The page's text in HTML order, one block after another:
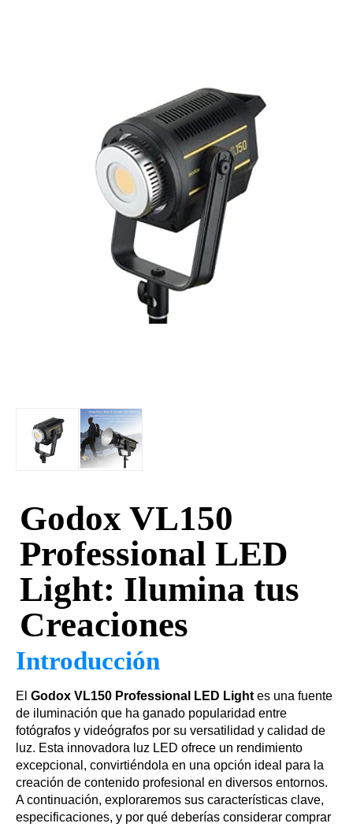
Godox VL150
Professional LED
Light: Ilumina tus
Creaciones
Introducción
El Godox VL150 Professional LED Lightes una fuente
de iluminación que ha ganado popularidad entre
fotógrafos y videógrafos por su versatilidad y calidad de
luz. Esta innovadora luz LED ofrece un rendimiento
excepcional, convirtiéndola en una opción ideal para la
creación de contenido profesional en diversos entornos.
A continuación, exploraremos sus características clave,
especificaciones, y por qué deberías considerar comprar